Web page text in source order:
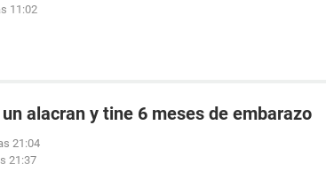
11:02
alacran y tine 6 meses de embarazo
21:04
21:37